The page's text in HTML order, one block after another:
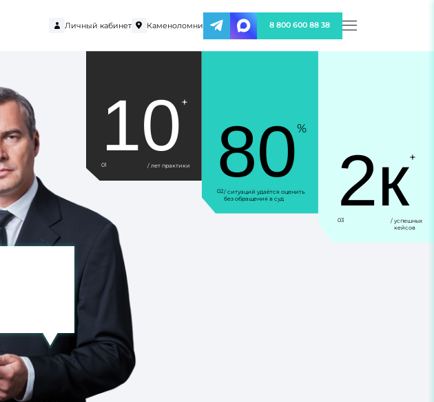
Личный кабинет Каменоломни 8 800 600 88 38
10 +
01 / лет практики 80%
02/ ситуаций удаётся оценить
без обращения в суд
2к+
03
/ успешных
кейсов